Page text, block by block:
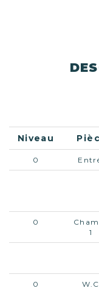
Niveau
0
0
1
0